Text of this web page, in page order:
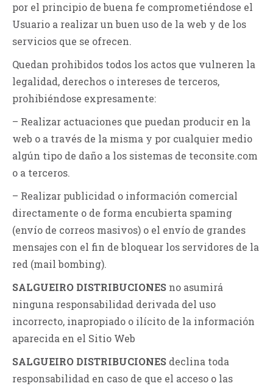
por el principio de buena fe comprometiéndose el
Usuario a realizar un buen uso de la web y de los
servicios que se ofrecen.
Quedan prohibidos todos los actos que vulneren la
legalidad, derechos o intereses de terceros,
prohibiéndose expresamente:
– Realizar actuaciones que puedan producir en la
web o a través de la misma y por cualquier medio
algún tipo de daño a los sistemas de teconsite.com
o a terceros.
– Realizar publicidad o información comercial
directamente o de forma encubierta spaming
(envío de correos masivos) o el envío de grandes
mensajes con el fin de bloquear los servidores de la
red (mail bombing).
SALGUEIRO DISTRIBUCIONES no asumirá
ninguna responsabilidad derivada del uso
incorrecto, inapropiado o ilícito de la información
aparecida en el Sitio Web
SALGUEIRO DISTRIBUCIONES declina toda
responsabilidad en caso de que el acceso o las